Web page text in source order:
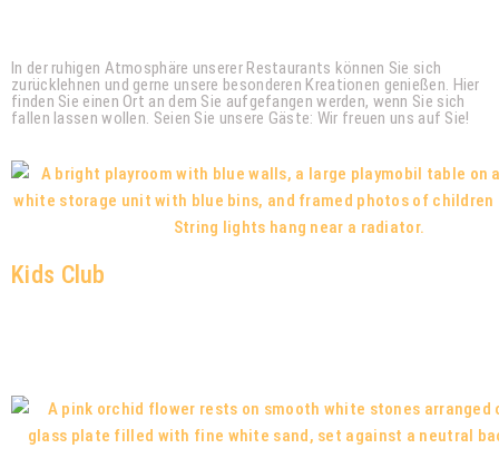
In der ruhigen Atmosphäre unserer Restaurants können Sie sich
zurücklehnen und gerne unsere besonderen Kreationen genießen. Hier
finden Sie einen Ort an dem Sie aufgefangen werden, wenn Sie sich
fallen lassen wollen. Seien Sie unsere Gäste: Wir freuen uns auf Sie!
Kids Club